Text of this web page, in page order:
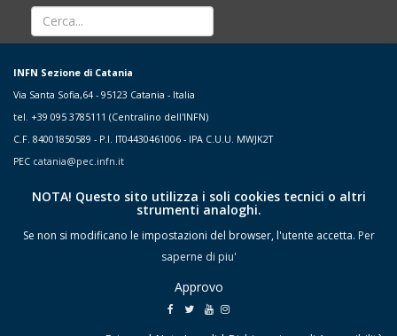
INFN Sezione di Catania
Via Santa Sofia,64 - 95123 Catania - Italia
tel. +39 095 3785111 (Centralino dell'INFN)
C.F. 84001850589 - P.I. IT04430461006 - IPA C.U.U. MWJK2T
PEC catania@pec.infn.it
NOTA! Questo sito utilizza i soli cookies tecnici o altri
strumenti analoghi.
Se non si modificano le impostazioni del browser, l'utente accetta. Per
saperne di piu'
Approvo